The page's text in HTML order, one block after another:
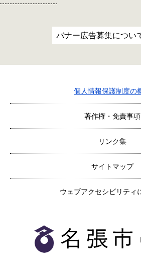
バナー広告募集につい
個人情報保護制度の
著作権・免責事項
リンク集
サイトマップ
ウェブアクセシビリティ